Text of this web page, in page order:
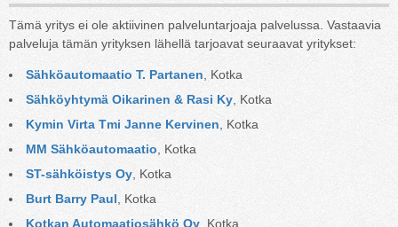
Tämä yritys ei ole aktiivinen palveluntarjoaja palvelussa. Vastaavia
palveluja tämän yrityksen lähellä tarjoavat seuraavat yritykset:
Sähköautomaatio T. Partanen , Kotka
Sähköyhtymä Oikarinen & Rasi Ky , Kotka
Kymin Virta Tmi Janne Kervinen , Kotka
MM Sähköautomaatio , Kotka
ST-sähköistys Oy , Kotka
Burt Barry Paul , Kotka
Kotkan Automaatiosähkö Oy , Kotka